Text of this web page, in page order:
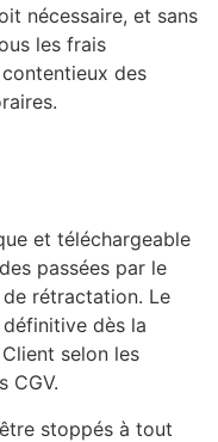
nécessaire, et sans
les frais
des
et téléchargeable
passées par le
rétractation. Le
dès la
selon les
CGV.
stoppés à tout